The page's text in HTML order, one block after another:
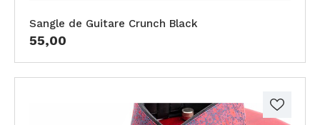
Sangle de Guitare Crunch Black
55,00